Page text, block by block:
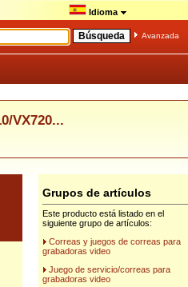
Idioma
Avanzada
VX720...
Grupos de artículos
Este producto está listado en el
siguiente grupo de artículos:
Correas y juegos de correas para
grabadoras video
Juego de servicio/correas para
grabadoras video